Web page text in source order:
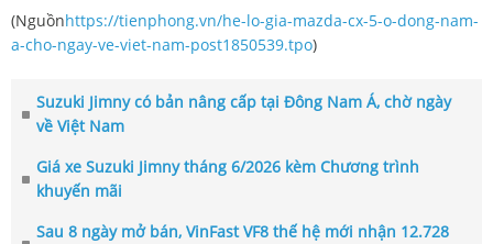
(Nguồnhttps://tienphong.vn/he-lo-gia-mazda-cx-5-o-dong-nam-
a-cho-ngay-ve-viet-nam-post1850539.tpo)
Suzuki Jimny có bản nâng cấp tại Đông Nam Á, chờ ngày
về Việt Nam
Giá xe Suzuki Jimny tháng 6/2026 kèm Chương trình
khuyến mãi
Sau 8 ngày mở bán, VinFast VF8 thế hệ mới nhận 12.728